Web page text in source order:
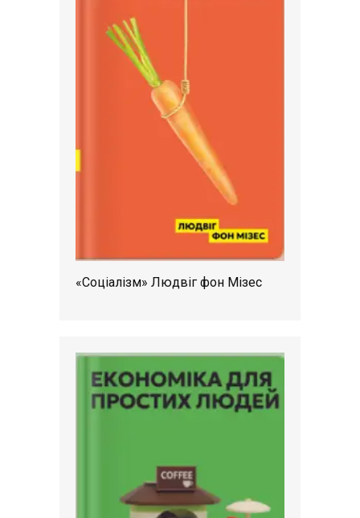
«Соціалізм» Людвіг фон Мізес